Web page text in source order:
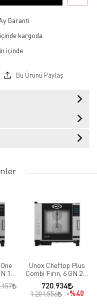
Garanti
kargoda
Bu Ürünü Paylaş
1/1
Unox Cheftop Plus
Combi Fırın, 6 GN 2/1
Kapasiteli, Elektrikli
720.934
1.201.556 %40